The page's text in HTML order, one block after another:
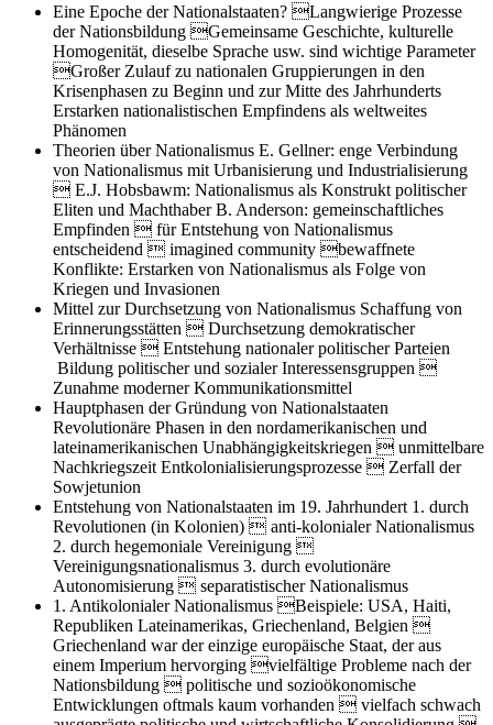
Eine Epoche der Nationalstaaten? Langwierige Prozesse
der Nationsbildung Gemeinsame Geschichte, kulturelle
Homogenität, dieselbe Sprache usw. sind wichtige Parameter
Großer Zulauf zu nationalen Gruppierungen in den
Krisenphasen zu Beginn und zur Mitte des Jahrhunderts
Erstarken nationalistischen Empfindens als weltweites
Phänomen
Theorien über Nationalismus E. Gellner: enge Verbindung
von Nationalismus mit Urbanisierung und Industrialisierung
 E.J. Hobsbawm: Nationalismus als Konstrukt politischer
Eliten und Machthaber B. Anderson: gemeinschaftliches
Empfinden  für Entstehung von Nationalismus
entscheidend  imagined community bewaffnete
Konflikte: Erstarken von Nationalismus als Folge von
Kriegen und Invasionen
Mittel zur Durchsetzung von Nationalismus Schaffung von
Erinnerungsstätten  Durchsetzung demokratischer
Verhältnisse  Entstehung nationaler politischer Parteien
Bildung politischer und sozialer Interessensgruppen 
Zunahme moderner Kommunikationsmittel
Hauptphasen der Gründung von Nationalstaaten
Revolutionäre Phasen in den nordamerikanischen und
lateinamerikanischen Unabhängigkeitskriegen  unmittelbare
Nachkriegszeit Entkolonialisierungsprozesse  Zerfall der
Sowjetunion
Entstehung von Nationalstaaten im 19. Jahrhundert 1. durch
Revolutionen (in Kolonien)  anti-kolonialer Nationalismus
2. durch hegemoniale Vereinigung 
Vereinigungsnationalismus 3. durch evolutionäre
Autonomisierung  separatistischer Nationalismus
1. Antikolonialer Nationalismus Beispiele: USA, Haiti,
Republiken Lateinamerikas, Griechenland, Belgien 
Griechenland war der einzige europäische Staat, der aus
einem Imperium hervorging vielfältige Probleme nach der
Nationsbildung  politische und sozioökonomische
Entwicklungen oftmals kaum vorhanden  vielfach schwach